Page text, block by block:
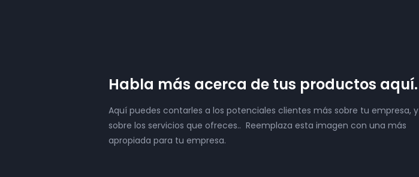
Habla más acerca de tus productos aquí.
Aquí puedes contarles a los potenciales clientes más sobre tu empresa, y
sobre los servicios que ofreces.. Reemplaza esta imagen con una más
apropiada para tu empresa.